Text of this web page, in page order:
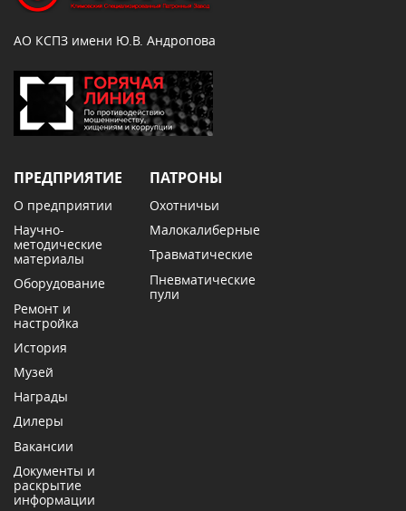
АО КСПЗ имени Ю.В. Андропова
ПРЕДПРИЯТИЕ
О предприятии
Научно-
методические
материалы
Оборудование
Ремонт и
настройка
История
Музей
Награды
Дилеры
Вакансии
Документы и
раскрытие
информации
ПАТРОНЫ
Охотничьи
Малокалиберные
Травматические
Пневматические
пули